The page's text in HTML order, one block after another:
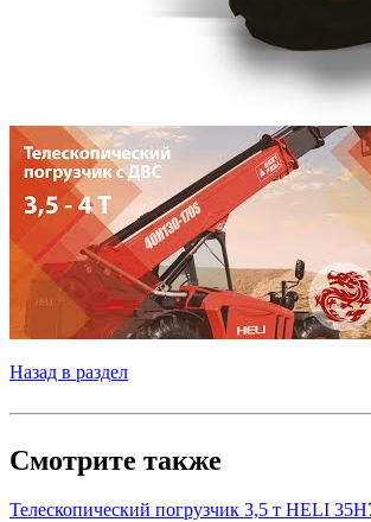
Назад в раздел
Смотрите также
Телескопический погрузчик 3,5 т HELI